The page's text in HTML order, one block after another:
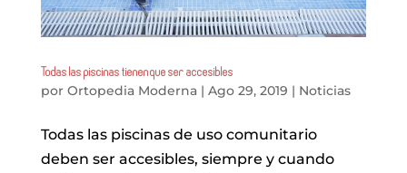
Todas las piscinas tienen que ser accesibles
por Ortopedia Moderna| Ago 29, 2019 | Noticias
Todas las piscinas de uso comunitario
deben ser accesibles, siempre y cuando